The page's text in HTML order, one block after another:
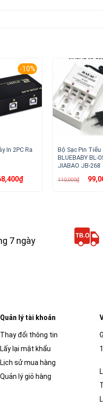
-10%
In 2PC Ra
₫Giá
hiện
Bộ Sạc Pin Tiểu
BLUEBABY BL-
JIABAO JB-268
110,000₫
Giá
gốc
7 ngày
Quản lý tài khoản
Thay đổi thông tin
Lấy lại mật khẩu
Lịch sử mua hàng
Quản lý giỏ hàng